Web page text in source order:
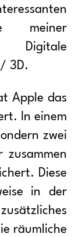
meiner
Digitale
3D.
Apple das
In einem
zwei
zusammen
Diese
in der
räumliche